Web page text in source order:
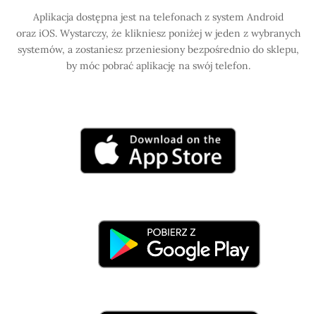
Aplikacja dostępna jest na telefonach z system Android
oraz iOS. Wystarczy, że klikniesz poniżej w jeden z wybranych
systemów, a zostaniesz przeniesiony bezpośrednio do sklepu,
by móc pobrać aplikację na swój telefon.